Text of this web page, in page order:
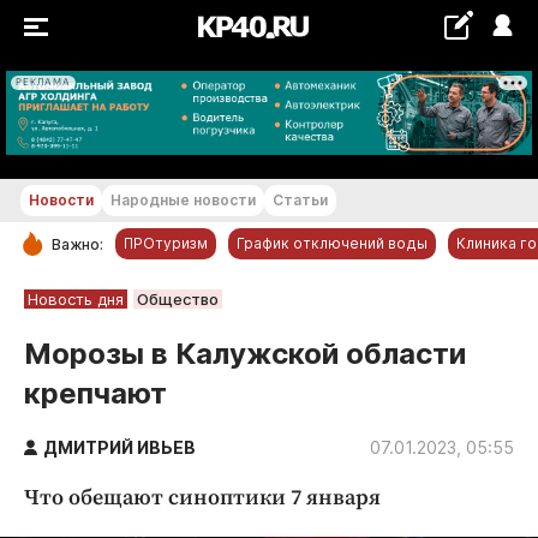
РЕКЛАМА
+14...+15 °С
РУБРИКИ
Новости компаний
Статьи
Народные новости
Авто и транспорт
Новости Народные новости Статьи
Важно: ПРОтуризм График отключений воды Клиника
Новость дня Общество
Морозы в Калужской области
крепчают
ДМИТРИЙ ИВЬЕВ 07.01.2023, 05:55
Что обещают синоптики 7 января